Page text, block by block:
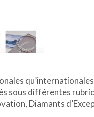
sous différentes
Diamants